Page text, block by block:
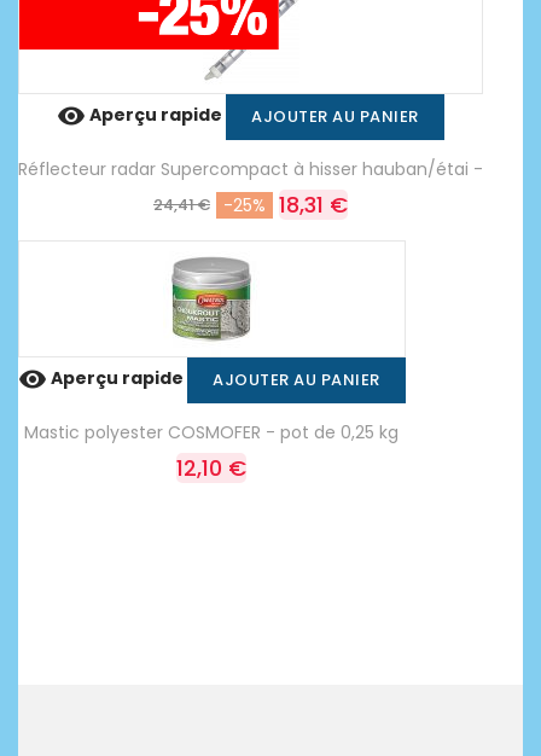
 Aperçu rapide AJOUTER AU PANIER
Réflecteur radar Supercompact à hisser hauban/étai -
24,41 € -25% 18,31 €
 Aperçu rapide AJOUTER AU PANIER
Mastic polyester COSMOFER - pot de 0,25 kg
12,10 €